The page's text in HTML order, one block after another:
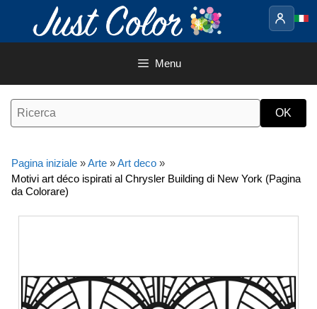
contenuto
Menu
Pagina iniziale »Arte »Art deco »
Motivi art déco ispirati al Chrysler Building di New York (Pagina
da Colorare)